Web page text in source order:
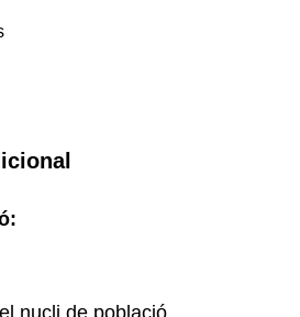
nucli de població